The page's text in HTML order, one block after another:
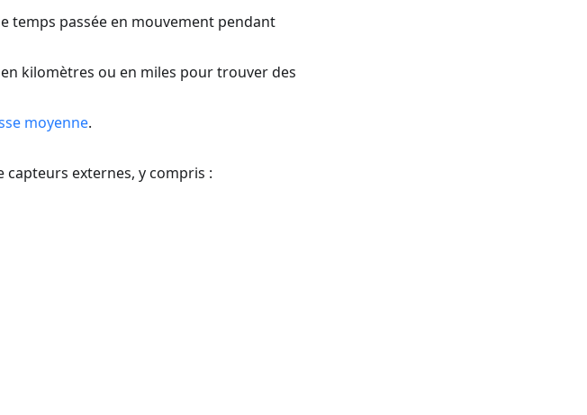
temps passée en mouvement pendant
kilomètres ou en miles pour trouver des
moyenne.
capteurs externes, y compris :